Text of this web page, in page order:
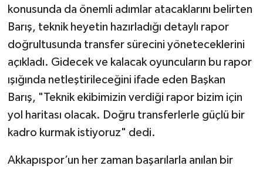
konusunda da önemli adımlar atacaklarını belirten
Barış, teknik heyetin hazırladığı detaylı rapor
doğrultusunda transfer sürecini yöneteceklerini
açıkladı. Gidecek ve kalacak oyuncuların bu rapor
ışığında netleştirileceğini ifade eden Başkan
Barış, "Teknik ekibimizin verdiği rapor bizim için
yol haritası olacak. Doğru transferlerle güçlü bir
kadro kurmak istiyoruz" dedi.
Akkapıspor’un her zaman başarılarla anılan bir